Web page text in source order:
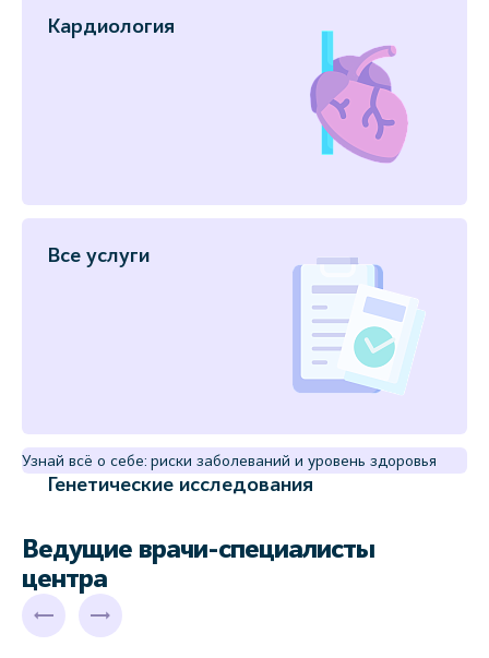
Кардиология
Все услуги
Генетические исследования
Узнай всё о себе: риски заболеваний и уровень здоровья
Ведущие врачи-специалисты
центра